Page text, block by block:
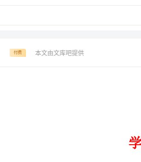
付费 本文由文库吧提供